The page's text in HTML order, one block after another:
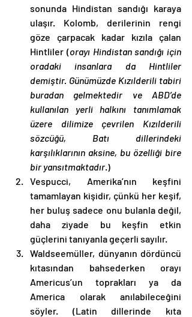
sonunda Hindistan sandığı karaya
ulaşır. Kolomb, derilerinin rengi
göze çarpacak kadar kızıla çalan
Hintliler (orayı Hindistan sandığı için
oradaki insanlara da Hintliler
demiştir. Günümüzde Kızılderili tabiri
buradan gelmektedir ve ABD’de
kullanılan yerli halkını tanımlamak
üzere dilimize çevrilen Kızılderili
sözcüğü, Batı dillerindeki
karşılıklarının aksine, bu özelliği bire
bir yansıtmaktadır .)
Vespucci, Amerika’nın keşfini
tamamlayan kişidir, çünkü her keşif,
her buluş sadece onu bulanla değil,
daha ziyade bu keşfin etkin
güçlerini tanıyanla geçerli sayılır.
Waldseemüller, dünyanın dördüncü
kıtasından bahsederken orayı
Americus’un toprakları ya da
America olarak anılabileceğini
söyler. (Latin dillerinde kıta